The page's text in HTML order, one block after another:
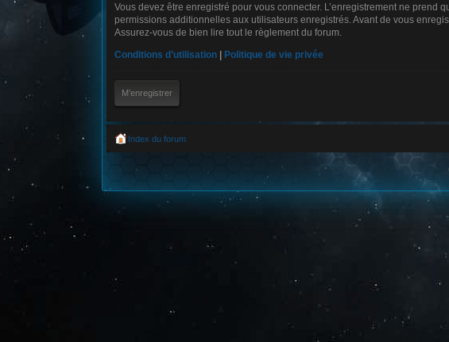
Vous devez être enregistré pour vous connecter. L’enregistrement ne
permissions additionnelles aux utilisateurs enregistrés. Avant de vous
Assurez-vous de bien lire tout le règlement du forum.
Conditions d’utilisation | Politique de vie privée
M’enregistrer
Index du forum